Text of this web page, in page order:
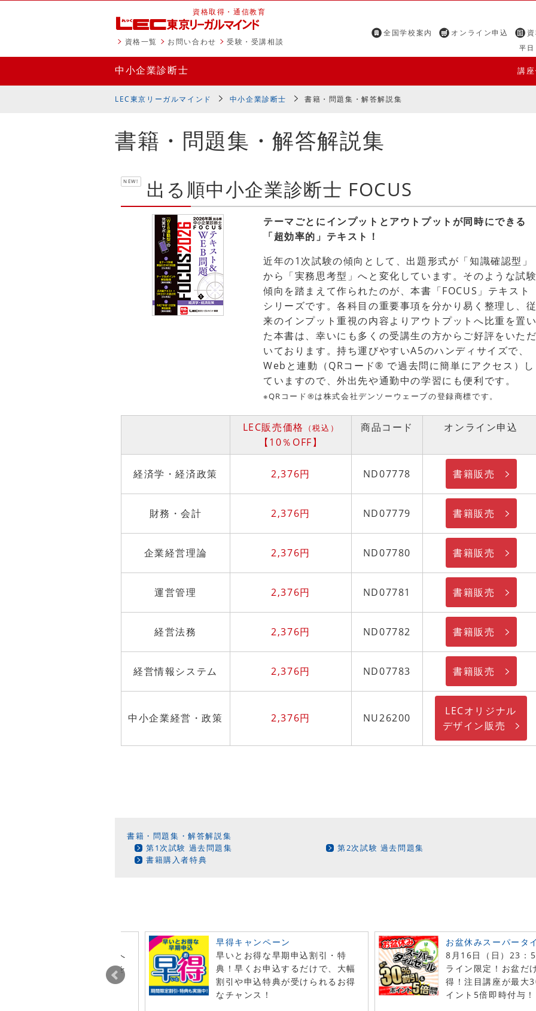
資格取得・通信教育
資格一覧 お問い合わせ 受験・受講相談
全国学校案内 オンライン申込
平
中小企業診断士 講
LEC東京リーガルマインド 中小企業診断士 書籍・問題集・解答解説集
書籍・問題集・解答解説集
NEW! 出る順中小企業診断士 FOCUS
テーマごとにインプットとアウトプットが同時にできる
「超効率的」テキスト！
近年の1次試験の傾向として、出題形式が「知識確認型」
から「実務思考型」へと変化しています。そのような試験
傾向を踏まえて作られたのが、本書「FOCUS」テキスト
シリーズです。各科目の重要事項を分かり易く整理し、従
来のインプット重視の内容よりアウトプットへ比重を置い
た本書は、幸いにも多くの受講生の方からご好評をいただ
いております。持ち運びやすいA5のハンディサイズで、
Webと連動（QRコード® で過去問に簡単にアクセス）し
ていますので、外出先や通勤中の学習にも便利です。
※QRコード®は株式会社デンソーウェーブの登録商標です。
LEC販売価格 （税込）
【10％OFF】
商品コード オンライン申込
経済学・経済政策 2,376円 ND07778 書籍販売
財務・会計 2,376円 ND07779 書籍販売
企業経営理論 2,376円 ND07780 書籍販売
運営管理 2,376円 ND07781 書籍販売
経営法務 2,376円 ND07782 書籍販売
経営情報システム 2,376円 ND07783 書籍販売
中小企業経営 ・政策 2,376円 NU26200
LECオリジナル
デザイン販売
書籍・問題集・解答解説集
第1次試験 過去問題集
第2次試験 過去問題集
書籍購入者特典
オンライン注文した商品へ
ビュー投稿で特典ポイントを
早得キャンペーン
早いとお得な早期申込割引・特
典！早くお申込するだけで、大幅
割引や申込特典が受けられるお得
なチャンス！
お盆休みスーパータ
8月16日（日）23：
ライン限定！お盆だ
得！注目講座が最大
イント5倍即時付与！